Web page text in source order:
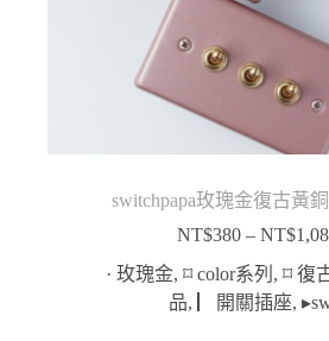
switchpapa玫瑰金復古黃
NT$380 – NT$
· 玫瑰金, ⌑ color系列 , ⌑ 復
品, ▏開關插座,